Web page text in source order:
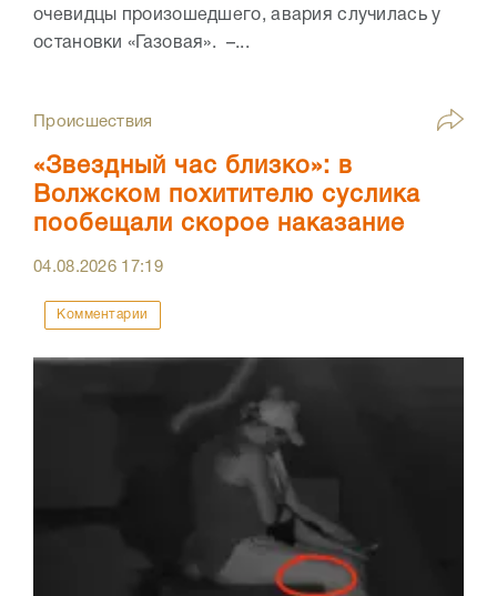
очевидцы произошедшего, авария случилась у
остановки «Газовая». –...
Происшествия
«Звездный час близко»: в
Волжском похитителю суслика
пообещали скорое наказание
04.08.2026 17:19
Комментарии